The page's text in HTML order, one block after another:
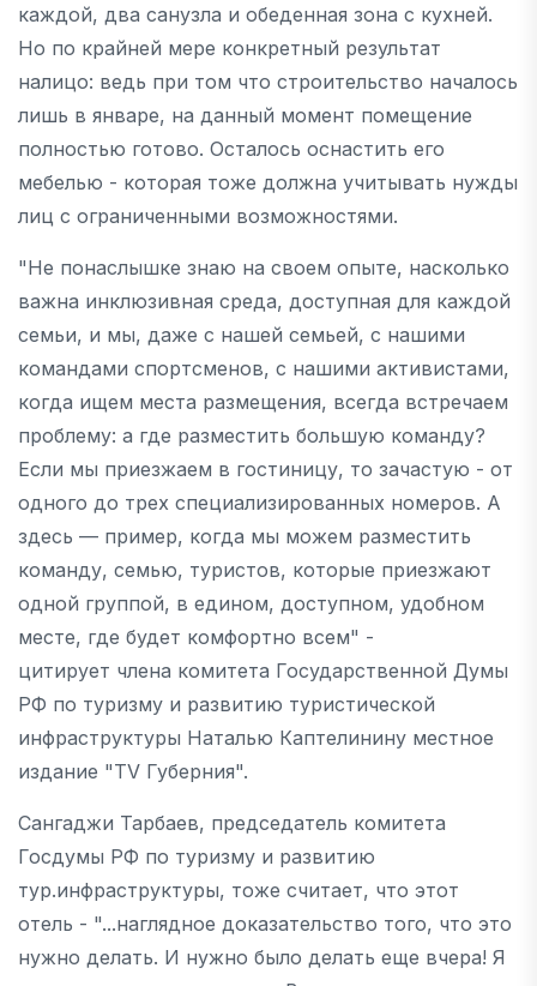
каждой, два санузла и обеденная зона с кухней.
Но по крайней мере конкретный результат
налицо: ведь при том что строительство началось
лишь в январе, на данный момент помещение
полностью готово. Осталось оснастить его
мебелью - которая тоже должна учитывать нужды
лиц с ограниченными возможностями.
"Не понаслышке знаю на своем опыте, насколько
важна инклюзивная среда, доступная для каждой
семьи, и мы, даже с нашей семьей, с нашими
командами спортсменов, с нашими активистами,
когда ищем места размещения, всегда встречаем
проблему: а где разместить большую команду?
Если мы приезжаем в гостиницу, то зачастую - от
одного до трех специализированных номеров. А
здесь — пример, когда мы можем разместить
команду, семью, туристов, которые приезжают
одной группой, в едином, доступном, удобном
месте, где будет комфортно всем" -
цитирует члена комитета Государственной Думы
РФ по туризму и развитию туристической
инфраструктуры Наталью Каптелинину местное
издание "TV Губерния".
Сангаджи Тарбаев, председатель комитета
Госдумы РФ по туризму и развитию
тур.инфраструктуры, тоже считает, что этот
отель - "...наглядное доказательство того, что это
нужно делать. И нужно было делать еще вчера! Я